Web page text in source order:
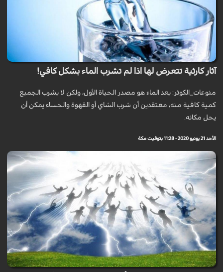
آثار كارثية تتعرض لها اذا لم تشرب الماء بشكل كافي!
منوعات_الكوثر: يعد الماء هو مصدر الحياة الأول، ولكن لا يشرب الجميع
كمية كافية منه، معتقدين أن شرب الشاي أو القهوة والحساء يمكن أن
يحل مكانه.
الأحد 21 يونيو 2020 - 11:28 بتوقيت مكة